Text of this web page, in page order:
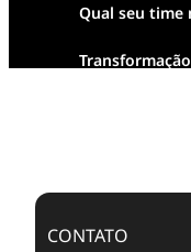
Qual seu time
CONTATO